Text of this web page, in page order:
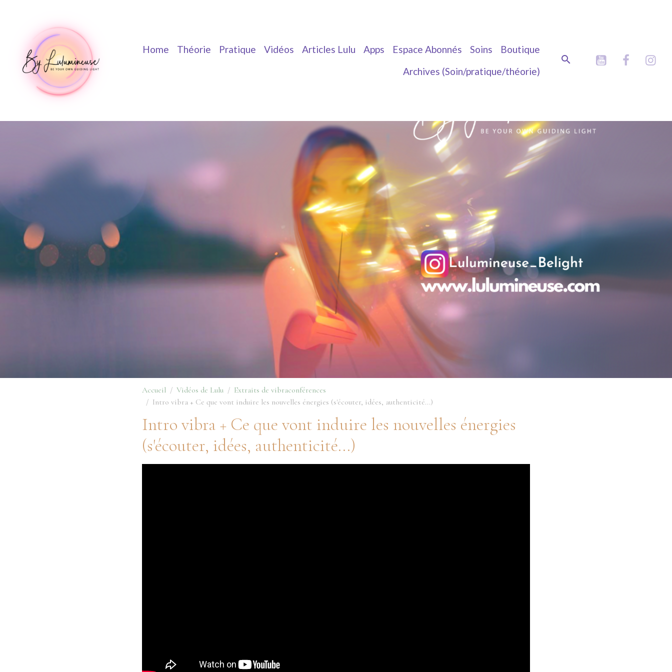
Home Théorie Pratique Vidéos Articles Lulu Apps Espace Abonnés Soins
Boutique
Archives (Soin/pratique/théorie)
Accueil Vidéos de Lulu
Extraits de vibraconférences
Intro vibra + Ce que vont induire les nouvelles énergies (s'écouter, idées, authenticité...)
Intro vibra + Ce que vont induire les nouvelles énergies
(s'écouter, idées, authenticité...)